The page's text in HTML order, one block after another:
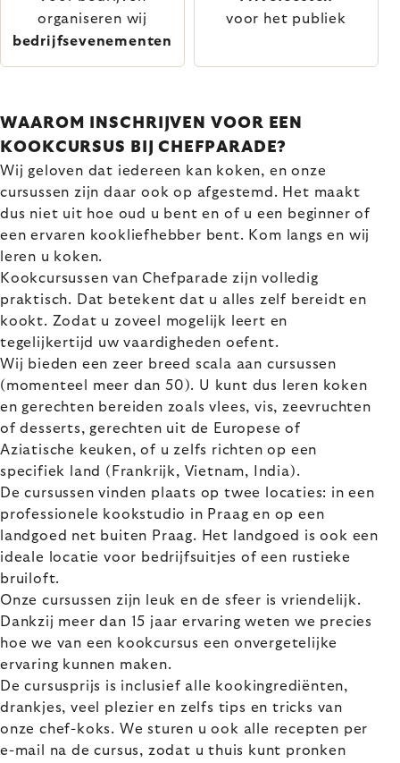
organiseren wij
bedrijfsevenementen
voor het publiek
WAAROM INSCHRIJVEN VOOR EEN
KOOKCURSUS BIJ CHEFPARADE?
Wij geloven dat iedereen kan koken, en onze
cursussen zijn daar ook op afgestemd. Het maakt
dus niet uit hoe oud u bent en of u een beginner of
een ervaren kookliefhebber bent. Kom langs en wij
leren u koken.
Kookcursussen van Chefparade zijn volledig
praktisch. Dat betekent dat u alles zelf bereidt en
kookt. Zodat u zoveel mogelijk leert en
tegelijkertijd uw vaardigheden oefent.
Wij bieden een zeer breed scala aan cursussen
(momenteel meer dan 50). U kunt dus leren koken
en gerechten bereiden zoals vlees, vis, zeevruchten
of desserts, gerechten uit de Europese of
Aziatische keuken, of u zelfs richten op een
specifiek land (Frankrijk, Vietnam, India).
De cursussen vinden plaats op twee locaties: in een
professionele kookstudio in Praag en op een
landgoed net buiten Praag. Het landgoed is ook een
ideale locatie voor bedrijfsuitjes of een rustieke
bruiloft.
Onze cursussen zijn leuk en de sfeer is vriendelijk.
Dankzij meer dan 15 jaar ervaring weten we precies
hoe we van een kookcursus een onvergetelijke
ervaring kunnen maken.
De cursusprijs is inclusief alle kookingrediënten,
drankjes, veel plezier en zelfs tips en tricks van
onze chef-koks. We sturen u ook alle recepten per
e-mail na de cursus, zodat u thuis kunt pronken